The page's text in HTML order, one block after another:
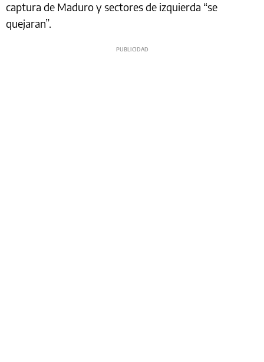
captura de Maduro y sectores de izquierda “se
quejaran”.